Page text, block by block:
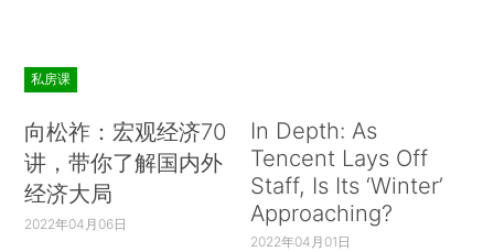
私房课
向松祚：宏观经济70
讲，带你了解国内外
经济大局
2022年04月06日
In Depth: As
Tencent Lays Off
Staff, Is Its ‘Winter’
Approaching?
2022年04月01日